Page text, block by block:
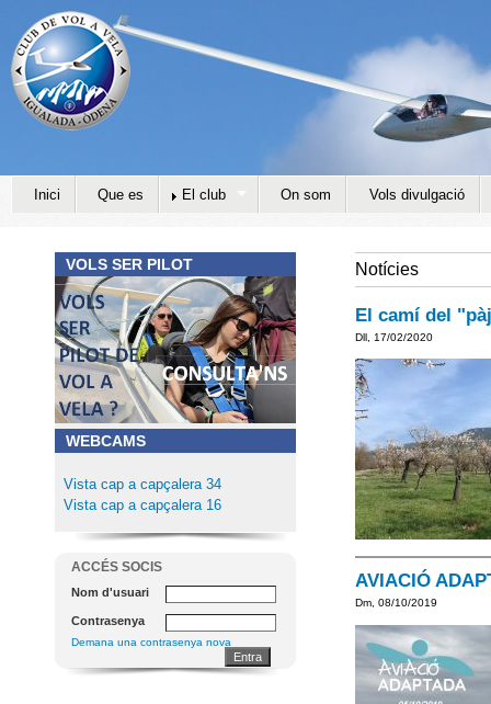
Notícies
El camí del
Dll, 17/02/2020
AVIACIÓ
Dm, 08/10/2019
Inici Que es El club On som Vols divulgació
VOLS SER PILOT
WEBCAMS
Vista cap a capçalera 34
Vista cap a capçalera 16
ACCÉS SOCIS
Nom d'usuari
Contrasenya
Demana una contrasenya nova